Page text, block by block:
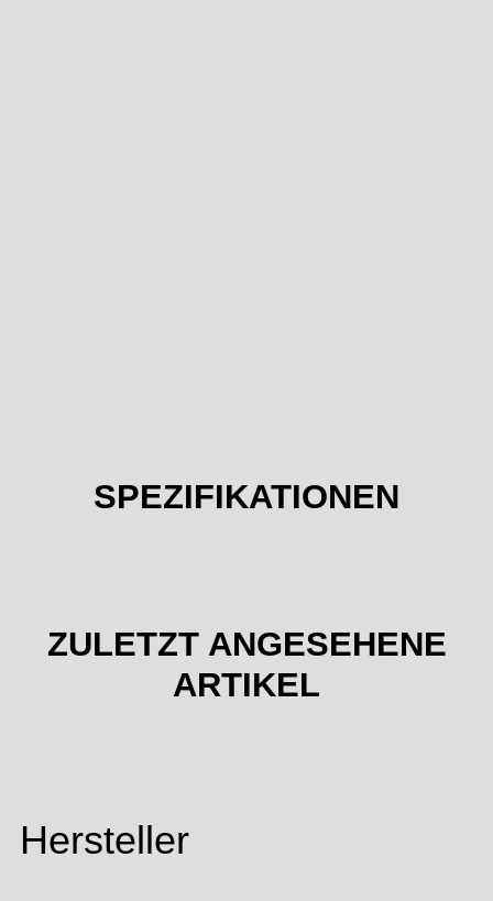
SPEZIFIKATIONEN
ZULETZT ANGESEHENE
ARTIKEL
Hersteller